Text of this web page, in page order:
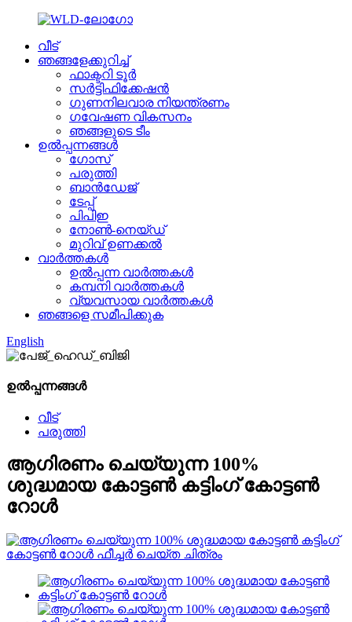
വീട്
ഞങ്ങളേക്കുറിച്ച്
ഫാക്ടറി ടൂർ
സർട്ടിഫിക്കേഷൻ
ഗുണനിലവാര നിയന്ത്രണം
ഗവേഷണ വികസനം
ഞങ്ങളുടെ ടീം
ഉൽപ്പന്നങ്ങൾ
ഗോസ്
പരുത്തി
ബാൻഡേജ്
ടേപ്പ്
പിപിഇ
നോൺ-നെയ്‌ഡ്
മുറിവ് ഉണക്കൽ
വാർത്തകൾ
ഉൽപ്പന്ന വാർത്തകൾ
കമ്പനി വാർത്തകൾ
വ്യവസായ വാർത്തകൾ
ഞങ്ങളെ സമീപിക്കുക
English
ഉൽപ്പന്നങ്ങൾ
വീട്
പരുത്തി
ആഗിരണം ചെയ്യുന്ന 100%
ശുദ്ധമായ കോട്ടൺ കട്ടിംഗ് കോട്ടൺ
റോൾ